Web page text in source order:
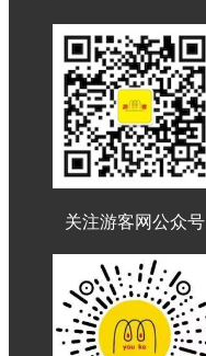
关注游客网公众号